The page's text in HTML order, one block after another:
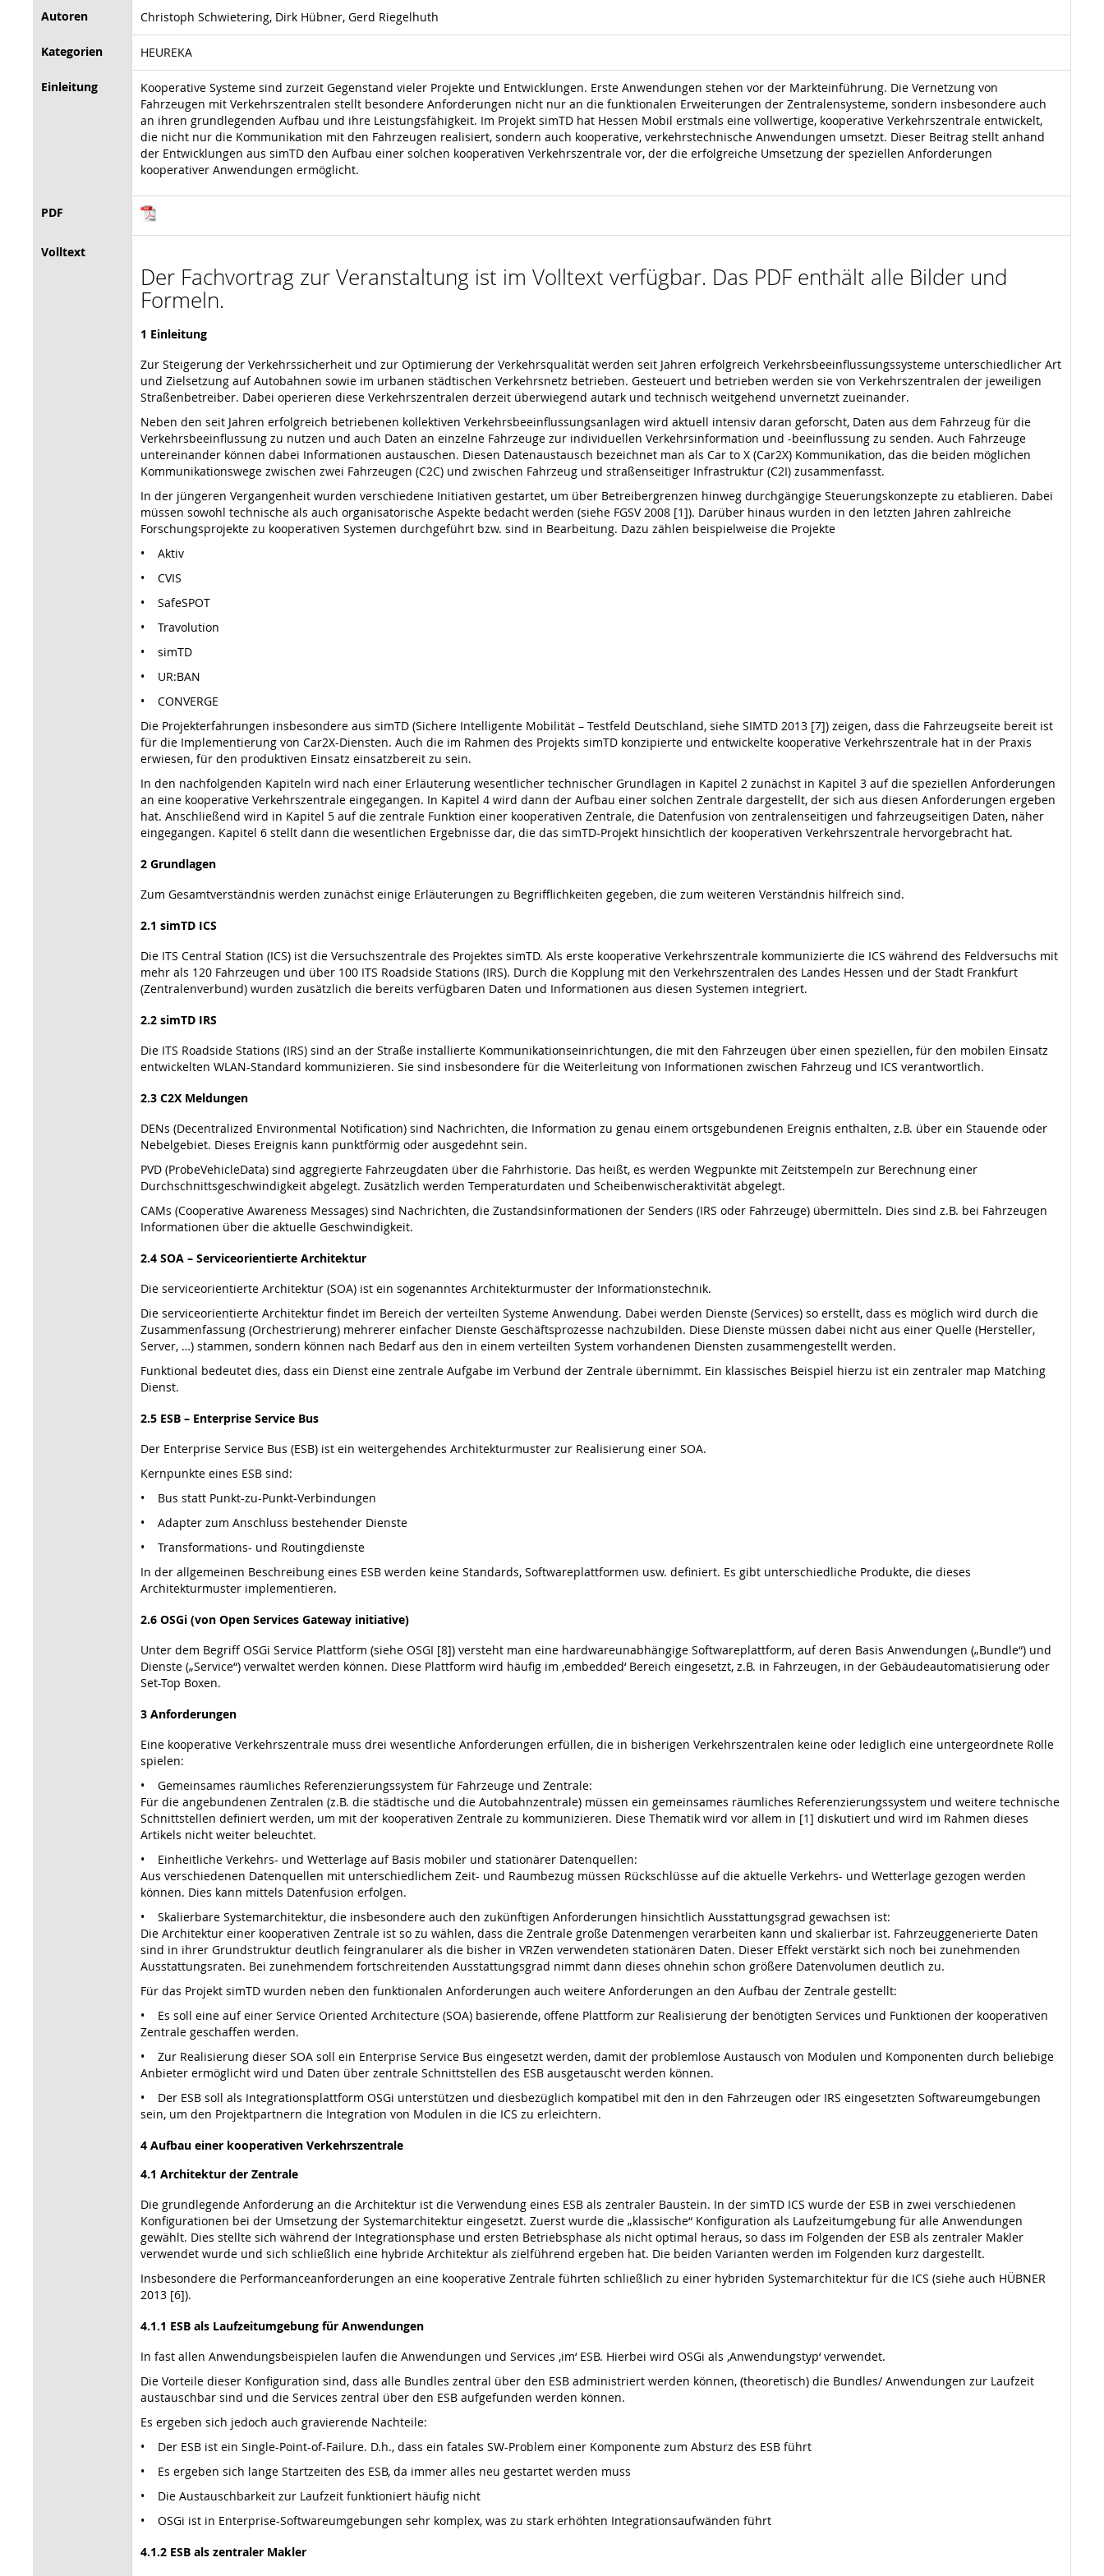
Autoren Christoph Schwietering, Dirk Hübner, Gerd Riegelhuth
Kategorien HEUREKA
Einleitung
Kooperative Systeme sind zurzeit Gegenstand vieler Projekte und Entwicklungen. Erste Anwendungen stehen vor der Markteinführung. Die Vernetzung von
Fahrzeugen mit Verkehrszentralen stellt besondere Anforderungen nicht nur an die funktionalen Erweiterungen der Zentralensysteme, sondern insbesondere auch
an ihren grundlegenden Aufbau und ihre Leistungsfähigkeit. Im Projekt simTD hat Hessen Mobil erstmals eine vollwertige, kooperative Verkehrszentrale entwickelt,
die nicht nur die Kommunikation mit den Fahrzeugen realisiert, sondern auch kooperative, verkehrstechnische Anwendungen umsetzt. Dieser Beitrag stellt anhand
der Entwicklungen aus simTD den Aufbau einer solchen kooperativen Verkehrszentrale vor, der die erfolgreiche Umsetzung der speziellen Anforderungen
kooperativer Anwendungen ermöglicht.
PDF
Volltext
Der Fachvortrag zur Veranstaltung ist im Volltext verfügbar. Das PDF enthält alle Bilder und
Formeln.
1 Einleitung
Zur Steigerung der Verkehrssicherheit und zur Optimierung der Verkehrsqualität werden seit Jahren erfolgreich Verkehrsbeeinflussungssysteme unterschiedlicher Art
und Zielsetzung auf Autobahnen sowie im urbanen städtischen Verkehrsnetz betrieben. Gesteuert und betrieben werden sie von Verkehrszentralen der jeweiligen
Straßenbetreiber. Dabei operieren diese Verkehrszentralen derzeit überwiegend autark und technisch weitgehend unvernetzt zueinander.
Neben den seit Jahren erfolgreich betriebenen kollektiven Verkehrsbeeinflussungsanlagen wird aktuell intensiv daran geforscht, Daten aus dem Fahrzeug für die
Verkehrsbeeinflussung zu nutzen und auch Daten an einzelne Fahrzeuge zur individuellen Verkehrsinformation und -beeinflussung zu senden. Auch Fahrzeuge
untereinander können dabei Informationen austauschen. Diesen Datenaustausch bezeichnet man als Car to X (Car2X) Kommunikation, das die beiden möglichen
Kommunikationswege zwischen zwei Fahrzeugen (C2C) und zwischen Fahrzeug und straßenseitiger Infrastruktur (C2I) zusammenfasst.
In der jüngeren Vergangenheit wurden verschiedene Initiativen gestartet, um über Betreibergrenzen hinweg durchgängige Steuerungskonzepte zu etablieren. Dabei
müssen sowohl technische als auch organisatorische Aspekte bedacht werden (siehe FGSV 2008 [1]). Darüber hinaus wurden in den letzten Jahren zahlreiche
Forschungsprojekte zu kooperativen Systemen durchgeführt bzw. sind in Bearbeitung. Dazu zählen beispielweise die Projekte
• Aktiv
• CVIS
• SafeSPOT
• Travolution
• simTD
• UR:BAN
• CONVERGE
Die Projekterfahrungen insbesondere aus simTD (Sichere Intelligente Mobilität – Testfeld Deutschland, siehe SIMTD 2013 [7]) zeigen, dass die Fahrzeugseite bereit ist
für die Implementierung von Car2X-Diensten. Auch die im Rahmen des Projekts simTD konzipierte und entwickelte kooperative Verkehrszentrale hat in der Praxis
erwiesen, für den produktiven Einsatz einsatzbereit zu sein.
In den nachfolgenden Kapiteln wird nach einer Erläuterung wesentlicher technischer Grundlagen in Kapitel 2 zunächst in Kapitel 3 auf die speziellen Anforderungen
an eine kooperative Verkehrszentrale eingegangen. In Kapitel 4 wird dann der Aufbau einer solchen Zentrale dargestellt, der sich aus diesen Anforderungen ergeben
hat. Anschließend wird in Kapitel 5 auf die zentrale Funktion einer kooperativen Zentrale, die Datenfusion von zentralenseitigen und fahrzeugseitigen Daten, näher
eingegangen. Kapitel 6 stellt dann die wesentlichen Ergebnisse dar, die das simTD-Projekt hinsichtlich der kooperativen Verkehrszentrale hervorgebracht hat.
2 Grundlagen
Zum Gesamtverständnis werden zunächst einige Erläuterungen zu Begrifflichkeiten gegeben, die zum weiteren Verständnis hilfreich sind.
2.1 simTD ICS
Die ITS Central Station (ICS) ist die Versuchszentrale des Projektes simTD. Als erste kooperative Verkehrszentrale kommunizierte die ICS während des Feldversuchs mit
mehr als 120 Fahrzeugen und über 100 ITS Roadside Stations (IRS). Durch die Kopplung mit den Verkehrszentralen des Landes Hessen und der Stadt Frankfurt
(Zentralenverbund) wurden zusätzlich die bereits verfügbaren Daten und Informationen aus diesen Systemen integriert.
2.2 simTD IRS
Die ITS Roadside Stations (IRS) sind an der Straße installierte Kommunikationseinrichtungen, die mit den Fahrzeugen über einen speziellen, für den mobilen Einsatz
entwickelten WLAN-Standard kommunizieren. Sie sind insbesondere für die Weiterleitung von Informationen zwischen Fahrzeug und ICS verantwortlich.
2.3 C2X Meldungen
DENs (Decentralized Environmental Notification) sind Nachrichten, die Information zu genau einem ortsgebundenen Ereignis enthalten, z.B. über ein Stauende oder
Nebelgebiet. Dieses Ereignis kann punktförmig oder ausgedehnt sein.
PVD (ProbeVehicleData) sind aggregierte Fahrzeugdaten über die Fahrhistorie. Das heißt, es werden Wegpunkte mit Zeitstempeln zur Berechnung einer
Durchschnittsgeschwindigkeit abgelegt. Zusätzlich werden Temperaturdaten und Scheibenwischeraktivität abgelegt.
CAMs (Cooperative Awareness Messages) sind Nachrichten, die Zustandsinformationen der Senders (IRS oder Fahrzeuge) übermitteln. Dies sind z.B. bei Fahrzeugen
Informationen über die aktuelle Geschwindigkeit.
2.4 SOA – Serviceorientierte Architektur
Die serviceorientierte Architektur (SOA) ist ein sogenanntes Architekturmuster der Informationstechnik.
Die serviceorientierte Architektur findet im Bereich der verteilten Systeme Anwendung. Dabei werden Dienste (Services) so erstellt, dass es möglich wird durch die
Zusammenfassung (Orchestrierung) mehrerer einfacher Dienste Geschäftsprozesse nachzubilden. Diese Dienste müssen dabei nicht aus einer Quelle (Hersteller,
Server, …) stammen, sondern können nach Bedarf aus den in einem verteilten System vorhandenen Diensten zusammengestellt werden.
Funktional bedeutet dies, dass ein Dienst eine zentrale Aufgabe im Verbund der Zentrale übernimmt. Ein klassisches Beispiel hierzu ist ein zentraler map Matching
Dienst.
2.5 ESB – Enterprise Service Bus
Der Enterprise Service Bus (ESB) ist ein weitergehendes Architekturmuster zur Realisierung einer SOA.
Kernpunkte eines ESB sind:
• Bus statt Punkt-zu-Punkt-Verbindungen
• Adapter zum Anschluss bestehender Dienste
• Transformations- und Routingdienste
In der allgemeinen Beschreibung eines ESB werden keine Standards, Softwareplattformen usw. definiert. Es gibt unterschiedliche Produkte, die dieses
Architekturmuster implementieren.
2.6 OSGi (von Open Services Gateway initiative)
Unter dem Begriff OSGi Service Plattform (siehe OSGI [8]) versteht man eine hardwareunabhängige Softwareplattform, auf deren Basis Anwendungen („Bundle“) und
Dienste („Service“) verwaltet werden können. Diese Plattform wird häufig im ‚embedded‘ Bereich eingesetzt, z.B. in Fahrzeugen, in der Gebäudeautomatisierung oder
Set-Top Boxen.
3 Anforderungen
Eine kooperative Verkehrszentrale muss drei wesentliche Anforderungen erfüllen, die in bisherigen Verkehrszentralen keine oder lediglich eine untergeordnete Rolle
spielen:
• Gemeinsames räumliches Referenzierungssystem für Fahrzeuge und Zentrale:
Für die angebundenen Zentralen (z.B. die städtische und die Autobahnzentrale) müssen ein gemeinsames räumliches Referenzierungssystem und weitere technische
Schnittstellen definiert werden, um mit der kooperativen Zentrale zu kommunizieren. Diese Thematik wird vor allem in [1] diskutiert und wird im Rahmen dieses
Artikels nicht weiter beleuchtet.
• Einheitliche Verkehrs- und Wetterlage auf Basis mobiler und stationärer Datenquellen:
Aus verschiedenen Datenquellen mit unterschiedlichem Zeit- und Raumbezug müssen Rückschlüsse auf die aktuelle Verkehrs- und Wetterlage gezogen werden
können. Dies kann mittels Datenfusion erfolgen.
• Skalierbare Systemarchitektur, die insbesondere auch den zukünftigen Anforderungen hinsichtlich Ausstattungsgrad gewachsen ist:
Die Architektur einer kooperativen Zentrale ist so zu wählen, dass die Zentrale große Datenmengen verarbeiten kann und skalierbar ist. Fahrzeuggenerierte Daten
sind in ihrer Grundstruktur deutlich feingranularer als die bisher in VRZen verwendeten stationären Daten. Dieser Effekt verstärkt sich noch bei zunehmenden
Ausstattungsraten. Bei zunehmendem fortschreitenden Ausstattungsgrad nimmt dann dieses ohnehin schon größere Datenvolumen deutlich zu.
Für das Projekt simTD wurden neben den funktionalen Anforderungen auch weitere Anforderungen an den Aufbau der Zentrale gestellt:
• Es soll eine auf einer Service Oriented Architecture (SOA) basierende, offene Plattform zur Realisierung der benötigten Services und Funktionen der kooperativen
Zentrale geschaffen werden.
• Zur Realisierung dieser SOA soll ein Enterprise Service Bus eingesetzt werden, damit der problemlose Austausch von Modulen und Komponenten durch beliebige
Anbieter ermöglicht wird und Daten über zentrale Schnittstellen des ESB ausgetauscht werden können.
• Der ESB soll als Integrationsplattform OSGi unterstützen und diesbezüglich kompatibel mit den in den Fahrzeugen oder IRS eingesetzten Softwareumgebungen
sein, um den Projektpartnern die Integration von Modulen in die ICS zu erleichtern.
4 Aufbau einer kooperativen Verkehrszentrale
4.1 Architektur der Zentrale
Die grundlegende Anforderung an die Architektur ist die Verwendung eines ESB als zentraler Baustein. In der simTD ICS wurde der ESB in zwei verschiedenen
Konfigurationen bei der Umsetzung der Systemarchitektur eingesetzt. Zuerst wurde die „klassische“ Konfiguration als Laufzeitumgebung für alle Anwendungen
gewählt. Dies stellte sich während der Integrationsphase und ersten Betriebsphase als nicht optimal heraus, so dass im Folgenden der ESB als zentraler Makler
verwendet wurde und sich schließlich eine hybride Architektur als zielführend ergeben hat. Die beiden Varianten werden im Folgenden kurz dargestellt.
Insbesondere die Performanceanforderungen an eine kooperative Zentrale führten schließlich zu einer hybriden Systemarchitektur für die ICS (siehe auch HÜBNER
2013 [6]).
4.1.1 ESB als Laufzeitumgebung für Anwendungen
In fast allen Anwendungsbeispielen laufen die Anwendungen und Services ‚im‘ ESB. Hierbei wird OSGi als ‚Anwendungstyp‘ verwendet.
Die Vorteile dieser Konfiguration sind, dass alle Bundles zentral über den ESB administriert werden können, (theoretisch) die Bundles/ Anwendungen zur Laufzeit
austauschbar sind und die Services zentral über den ESB aufgefunden werden können.
Es ergeben sich jedoch auch gravierende Nachteile:
• Der ESB ist ein Single-Point-of-Failure. D.h., dass ein fatales SW-Problem einer Komponente zum Absturz des ESB führt
• Es ergeben sich lange Startzeiten des ESB, da immer alles neu gestartet werden muss
• Die Austauschbarkeit zur Laufzeit funktioniert häufig nicht
• OSGi ist in Enterprise-Softwareumgebungen sehr komplex, was zu stark erhöhten Integrationsaufwänden führt
4.1.2 ESB als zentraler Makler